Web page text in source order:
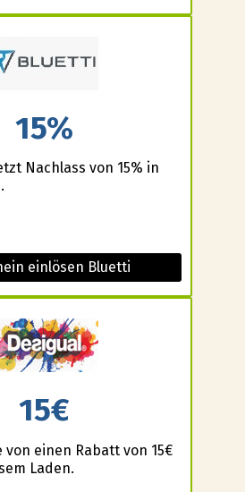
15%
Nachlass von 15% in
einlösen Bluetti
15€
von einen Rabatt von 15€
Laden.